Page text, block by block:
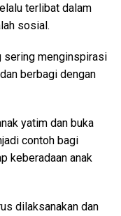
terlibat dalam
sosial.
sering menginspirasi
berbagi dengan
yatim dan buka
contoh bagi
keberadaan anak
dilaksanakan dan